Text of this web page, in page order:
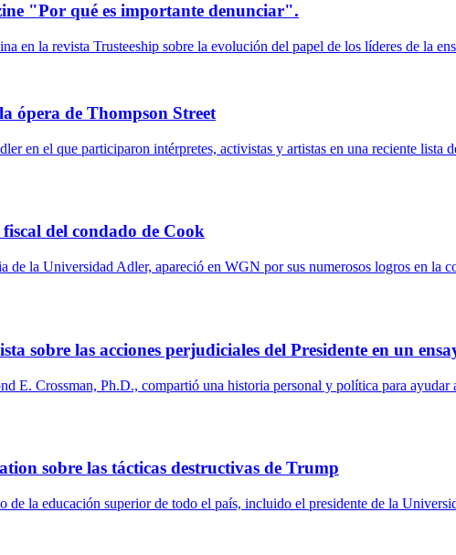
"Por qué es importante denunciar".
en la revista Trusteeship sobre la evolución del papel de los líderes de la
ópera de Thompson Street
en el que participaron intérpretes, activistas y artistas en una reciente lista
del condado de Cook
la Universidad Adler, apareció en WGN por sus numerosos logros en la
sobre las acciones perjudiciales del Presidente en un
E. Crossman, Ph.D., compartió una historia personal y política para
sobre las tácticas destructivas de Trump
la educación superior de todo el país, incluido el presidente de la